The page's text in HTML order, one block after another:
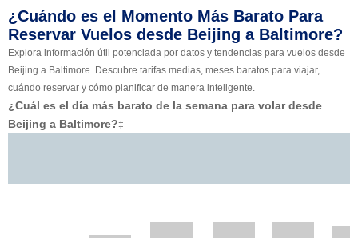
¿Cuándo es el Momento Más Barato Para
Reservar Vuelos desde Beijing a Baltimore?
Explora información útil potenciada por datos y tendencias para vuelos desde
Beijing a Baltimore. Descubre tarifas medias, meses baratos para viajar,
cuándo reservar y cómo planificar de manera inteligente.
¿Cuál es el día más barato de la semana para volar desde
Beijing a Baltimore?‡